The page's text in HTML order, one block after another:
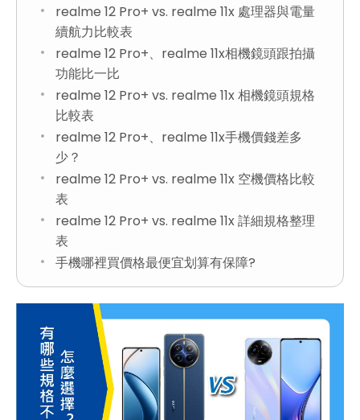
realme 12 Pro+ vs. realme 11x 處理器與電量
續航力比較表
realme 12 Pro+、realme 11x相機鏡頭跟拍攝
功能比一比
realme 12 Pro+ vs. realme 11x 相機鏡頭規格
比較表
realme 12 Pro+、realme 11x手機價錢差多
少？
realme 12 Pro+ vs. realme 11x 空機價格比較
表
realme 12 Pro+ vs. realme 11x 詳細規格整理
表
手機哪裡買價格最便宜划算有保障?